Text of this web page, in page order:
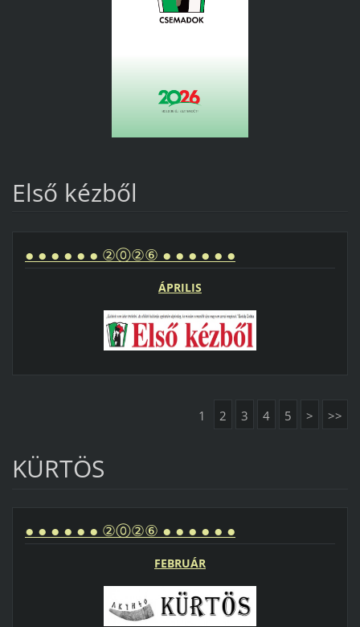
Első kézből
● ● ● ● ● ● ②⓪②⑥ ● ● ● ● ● ●
ÁPRILIS
1 2 3 4 5 > >>
KÜRTÖS
● ● ● ● ● ● ②⓪②⑥ ● ● ● ● ● ●
FEBRUÁR